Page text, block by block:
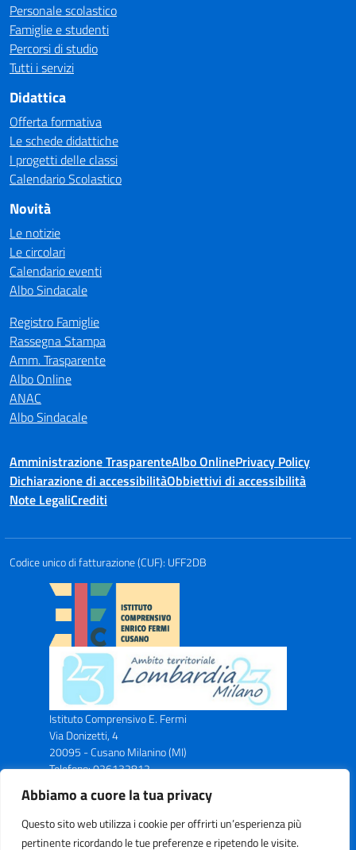
Abbiamo a cuore la tua privacy
Questo sito web utilizza i cookie per offrirti un’esperienza più
pertinente ricordando le tue preferenze e ripetendo le visite.
Personale scolastico
Famiglie e studenti
Percorsi di studio
Tutti i servizi
Didattica
Offerta formativa
Le schede didattiche
I progetti delle classi
Calendario Scolastico
Novità
Le notizie
Le circolari
Calendario eventi
Albo Sindacale
Registro Famiglie
Rassegna Stampa
Amm. Trasparente
Albo Online
ANAC
Albo Sindacale
Amministrazione TrasparenteAlbo OnlinePrivacy Policy
Dichiarazione di accessibilitàObbiettivi di accessibilità
Note LegaliCrediti
Codice unico di fatturazione (CUF): UFF2DB
Istituto Comprensivo E. Fermi
Via Donizetti, 4
20095 - Cusano Milanino (MI)
Telefono: 026132812
PEC: miic8ax00n@pec.istruzione.it
Codice Meccanografico: MIIC8AX00N
Codice Fiscale: C.F. 83043750153